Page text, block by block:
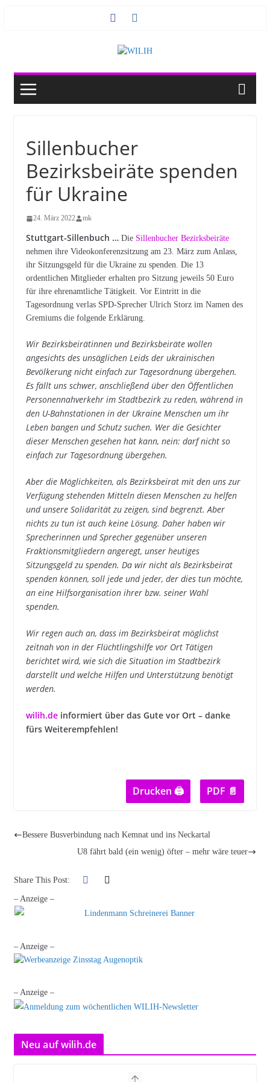
Sillenbucher
Bezirksbeiräte spenden
für Ukraine
24. März 2022 mk
Stuttgart-Sillenbuch …Die Sillenbucher Bezirksbeiräte
nehmen ihre Videokonferenzsitzung am 23. März zum Anlass,
ihr Sitzungsgeld für die Ukraine zu spenden. Die 13
ordentlichen Mitglieder erhalten pro Sitzung jeweils 50 Euro
für ihre ehrenamtliche Tätigkeit. Vor Eintritt in die
Tagesordnung verlas SPD-Sprecher Ulrich Storz im Namen des
Gremiums die folgende Erklärung.
Wir Bezirksbeirätinnen und Bezirksbeiräte wollen
angesichts des unsäglichen Leids der ukrainischen
Bevölkerung nicht einfach zur Tagesordnung übergehen.
Es fällt uns schwer, anschließend über den Öffentlichen
Personennahverkehr im Stadtbezirk zu reden, während in
den U-Bahnstationen in der Ukraine Menschen um ihr
Leben bangen und Schutz suchen. Wer die Gesichter
dieser Menschen gesehen hat kann, nein: darf nicht so
einfach zur Tagesordnung übergehen.
Aber die Möglichkeiten, als Bezirksbeirat mit den uns zur
Verfügung stehenden Mitteln diesen Menschen zu helfen
und unsere Solidarität zu zeigen, sind begrenzt. Aber
nichts zu tun ist auch keine Lösung. Daher haben wir
Sprecherinnen und Sprecher gegenüber unseren
Fraktionsmitgliedern angeregt, unser heutiges
Sitzungsgeld zu spenden. Da wir nicht als Bezirksbeirat
spenden können, soll jede und jeder, der dies tun möchte,
an eine Hilfsorganisation ihrer bzw. seiner Wahl
spenden.
Wir regen auch an, dass im Bezirksbeirat möglichst
zeitnah von in der Flüchtlingshilfe vor Ort Tätigen
berichtet wird, wie sich die Situation im Stadtbezirk
darstellt und welche Hilfen und Unterstützung benötigt
werden.
wilih.deinformiert über das Gute vor Ort – danke
fürs Weiterempfehlen!
Drucken 🖨 PDF 📄
Bessere Busverbindung nach Kemnat und ins Neckartal
U8 fährt bald (ein wenig) öfter – mehr wäre teuer
Share This Post:
– Anzeige –
– Anzeige –
– Anzeige –
Neu auf wilih.de